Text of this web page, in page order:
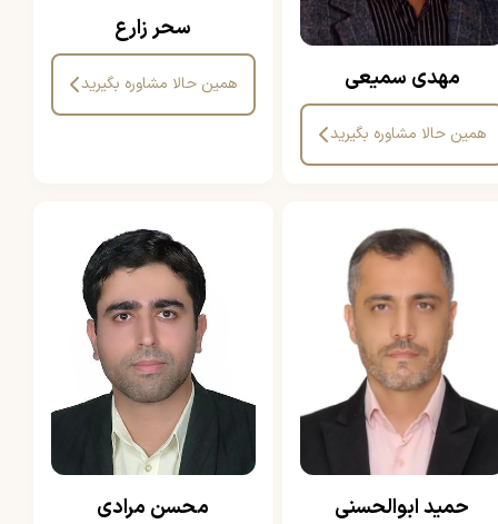
مهدی سمیعی
همین حالا مشاوره بگیرید
سحر زارع
همین حالا مشاوره بگیرید
حمید ابوالحسنی محسن مرادی